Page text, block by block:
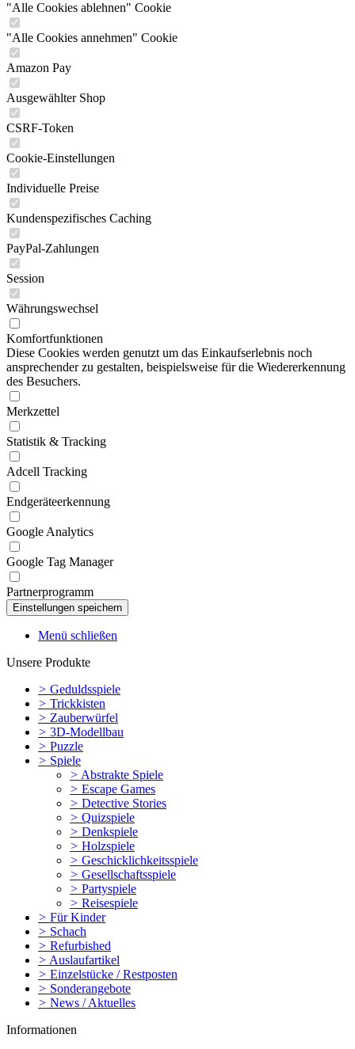
"Alle Cookies ablehnen" Cookie
"Alle Cookies annehmen" Cookie
Amazon Pay
Ausgewählter Shop
CSRF-Token
Cookie-Einstellungen
Individuelle Preise
Kundenspezifisches Caching
PayPal-Zahlungen
Session
Währungswechsel
Komfortfunktionen
Diese Cookies werden genutzt um das Einkaufserlebnis noch
ansprechender zu gestalten, beispielsweise für die Wiedererkennung
des Besuchers.
Merkzettel
Statistik & Tracking
Adcell Tracking
Endgeräteerkennung
Google Analytics
Google Tag Manager
Partnerprogramm
Menü schließen
Unsere Produkte
> Geduldsspiele
> Trickkisten
> Zauberwürfel
> 3D-Modellbau
> Puzzle
> Spiele
> Abstrakte Spiele
> Escape Games
> Detective Stories
> Quizspiele
> Denkspiele
> Holzspiele
> Geschicklichkeitsspiele
> Gesellschaftsspiele
> Partyspiele
> Reisespiele
> Für Kinder
> Schach
> Refurbished
> Auslaufartikel
> Einzelstücke / Restposten
> Sonderangebote
> News / Aktuelles
Informationen